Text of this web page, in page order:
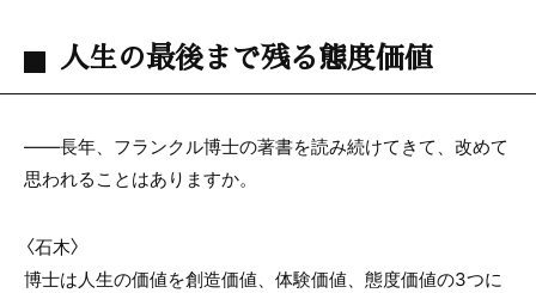
人生の最後まで残る態度価値
――長年、フランクル博士の著書を読み続けてきて、改めて
思われることはありますか。
〈石木〉
博士は人生の価値を創造価値、体験価値、態度価値の3つに